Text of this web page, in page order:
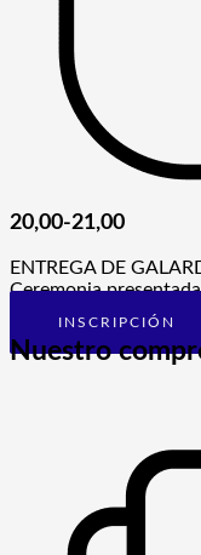
20,00-21,00
ENTREGA DE
Ceremonia
INSCRIPCIÓN
Nuestro